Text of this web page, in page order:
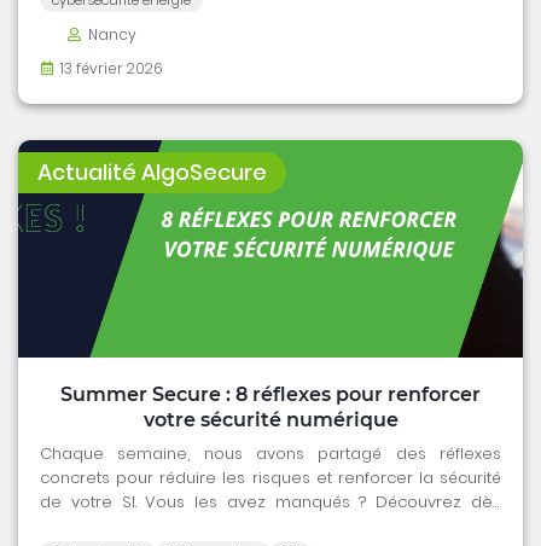
Nancy
13 février 2026
Actualité AlgoSecure
Summer Secure : 8 réflexes pour renforcer
votre sécurité numérique
Chaque semaine, nous avons partagé des réflexes
concrets pour réduire les risques et renforcer la sécurité
de votre SI. Vous les avez manqués ? Découvrez dès